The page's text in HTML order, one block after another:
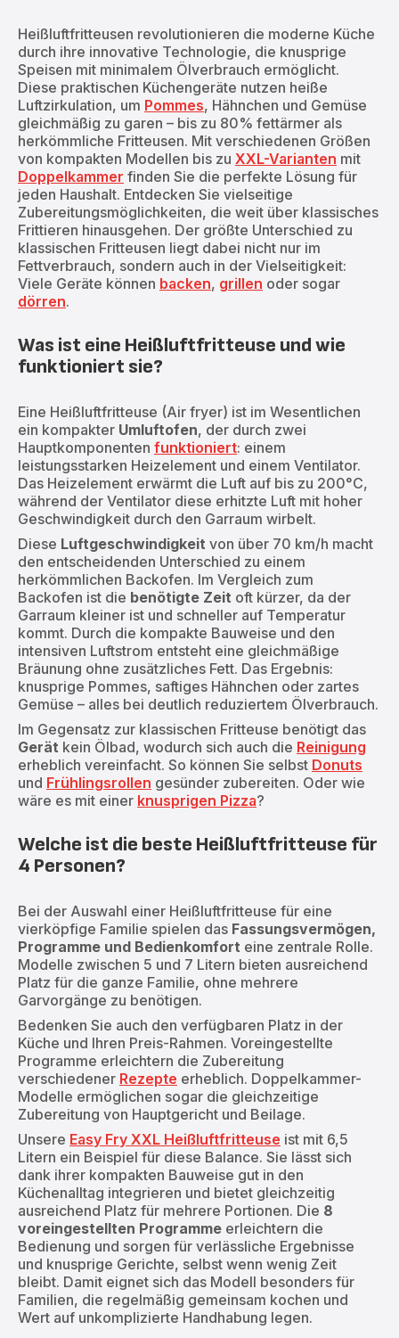
Heißluftfritteusen revolutionieren die moderne Küche
durch ihre innovative Technologie, die knusprige
Speisen mit minimalem Ölverbrauch ermöglicht.
Diese praktischen Küchengeräte nutzen heiße
Luftzirkulation, um Pommes, Hähnchen und Gemüse
gleichmäßig zu garen – bis zu 80% fettärmer als
herkömmliche Fritteusen. Mit verschiedenen Größen
von kompakten Modellen bis zu XXL-Varianten mit
Doppelkammer finden Sie die perfekte Lösung für
jeden Haushalt. Entdecken Sie vielseitige
Zubereitungsmöglichkeiten, die weit über klassisches
Frittieren hinausgehen. Der größte Unterschied zu
klassischen Fritteusen liegt dabei nicht nur im
Fettverbrauch, sondern auch in der Vielseitigkeit:
Viele Geräte können backen, grillen oder sogar
dörren.
Was ist eine Heißluftfritteuse und wie
funktioniert sie?
Eine Heißluftfritteuse (Air fryer) ist im Wesentlichen
ein kompakter Umluftofen, der durch zwei
Hauptkomponenten funktioniert: einem
leistungsstarken Heizelement und einem Ventilator.
Das Heizelement erwärmt die Luft auf bis zu 200°C,
während der Ventilator diese erhitzte Luft mit hoher
Geschwindigkeit durch den Garraum wirbelt.
Diese Luftgeschwindigkeit von über 70 km/h macht
den entscheidenden Unterschied zu einem
herkömmlichen Backofen. Im Vergleich zum
Backofen ist die benötigte Zeit oft kürzer, da der
Garraum kleiner ist und schneller auf Temperatur
kommt. Durch die kompakte Bauweise und den
intensiven Luftstrom entsteht eine gleichmäßige
Bräunung ohne zusätzliches Fett. Das Ergebnis:
knusprige Pommes, saftiges Hähnchen oder zartes
Gemüse – alles bei deutlich reduziertem Ölverbrauch.
Im Gegensatz zur klassischen Fritteuse benötigt das
Gerät kein Ölbad, wodurch sich auch die Reinigung
erheblich vereinfacht. So können Sie selbst Donuts
und Frühlingsrollen gesünder zubereiten. Oder wie
wäre es mit einer knusprigen Pizza?
Welche ist die beste Heißluftfritteuse für
4 Personen?
Bei der Auswahl einer Heißluftfritteuse für eine
vierköpfige Familie spielen das Fassungsvermögen,
Programme und Bedienkomfort eine zentrale Rolle.
Modelle zwischen 5 und 7 Litern bieten ausreichend
Platz für die ganze Familie, ohne mehrere
Garvorgänge zu benötigen.
Bedenken Sie auch den verfügbaren Platz in der
Küche und Ihren Preis-Rahmen. Voreingestellte
Programme erleichtern die Zubereitung
verschiedener Rezepte erheblich. Doppelkammer-
Modelle ermöglichen sogar die gleichzeitige
Zubereitung von Hauptgericht und Beilage.
Unsere Easy Fry XXL Heißluftfritteuse ist mit 6,5
Litern ein Beispiel für diese Balance. Sie lässt sich
dank ihrer kompakten Bauweise gut in den
Küchenalltag integrieren und bietet gleichzeitig
ausreichend Platz für mehrere Portionen. Die 8
voreingestellten Programme erleichtern die
Bedienung und sorgen für verlässliche Ergebnisse
und knusprige Gerichte, selbst wenn wenig Zeit
bleibt. Damit eignet sich das Modell besonders für
Familien, die regelmäßig gemeinsam kochen und
Wert auf unkomplizierte Handhabung legen.